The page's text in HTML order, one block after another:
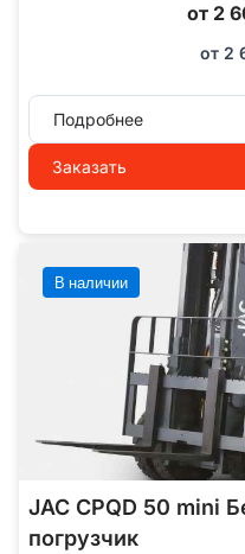
от 2
от 2
Подробнее
Заказать
В наличии
JAC CPQD 50 mini
погрузчик